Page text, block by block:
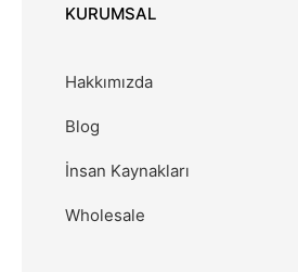
KURUMSAL
Hakkımızda
Blog
İnsan Kaynakları
Wholesale